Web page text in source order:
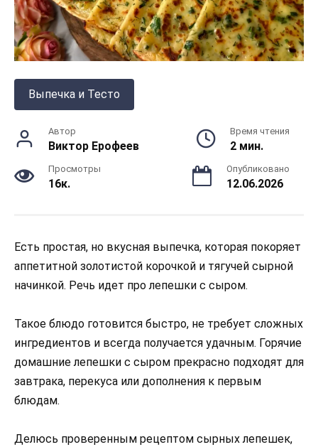
Выпечка и Тесто
Автор
Виктор Ерофеев
Время чтения
2 мин.
Просмотры
16к.
Опубликовано
12.06.2026
Есть простая, но вкусная выпечка, которая покоряет
аппетитной золотистой корочкой и тягучей сырной
начинкой. Речь идет про лепешки с сыром.
Такое блюдо готовится быстро, не требует сложных
ингредиентов и всегда получается удачным. Горячие
домашние лепешки с сыром прекрасно подходят для
завтрака, перекуса или дополнения к первым
блюдам.
Делюсь проверенным рецептом сырных лепешек,